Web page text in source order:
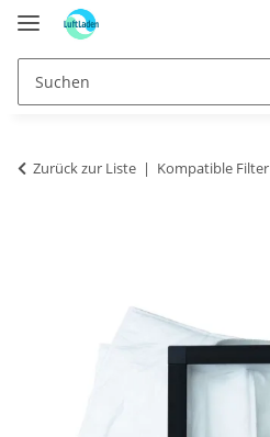
Zurück zur Liste Kompatible Filter